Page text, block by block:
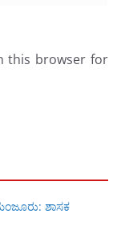
this browser for
ಶಾಸಕ